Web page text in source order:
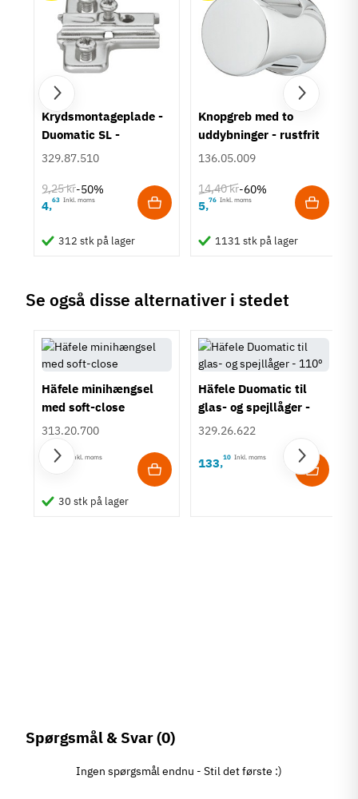
Krydsmontageplade -
Duomatic SL -
Euroskruer
329.87.510
9,25 kr-50%
4,63 Inkl. moms
312 stk på lager
Knopgreb med to
uddybninger - rustfrit
stål
136.05.009
14,40 kr-60%
5,76 Inkl. moms
1131 stk på lager
Se også disse alternativer i stedet
Häfele minihængsel
med soft-close
313.20.700
20,85 Inkl. moms
30 stk på lager
Häfele Duomatic til
glas- og spejllåger -
110º
329.26.622
133,10 Inkl. moms
Spørgsmål & Svar(0)
Ingen spørgsmål endnu - Stil det første :)